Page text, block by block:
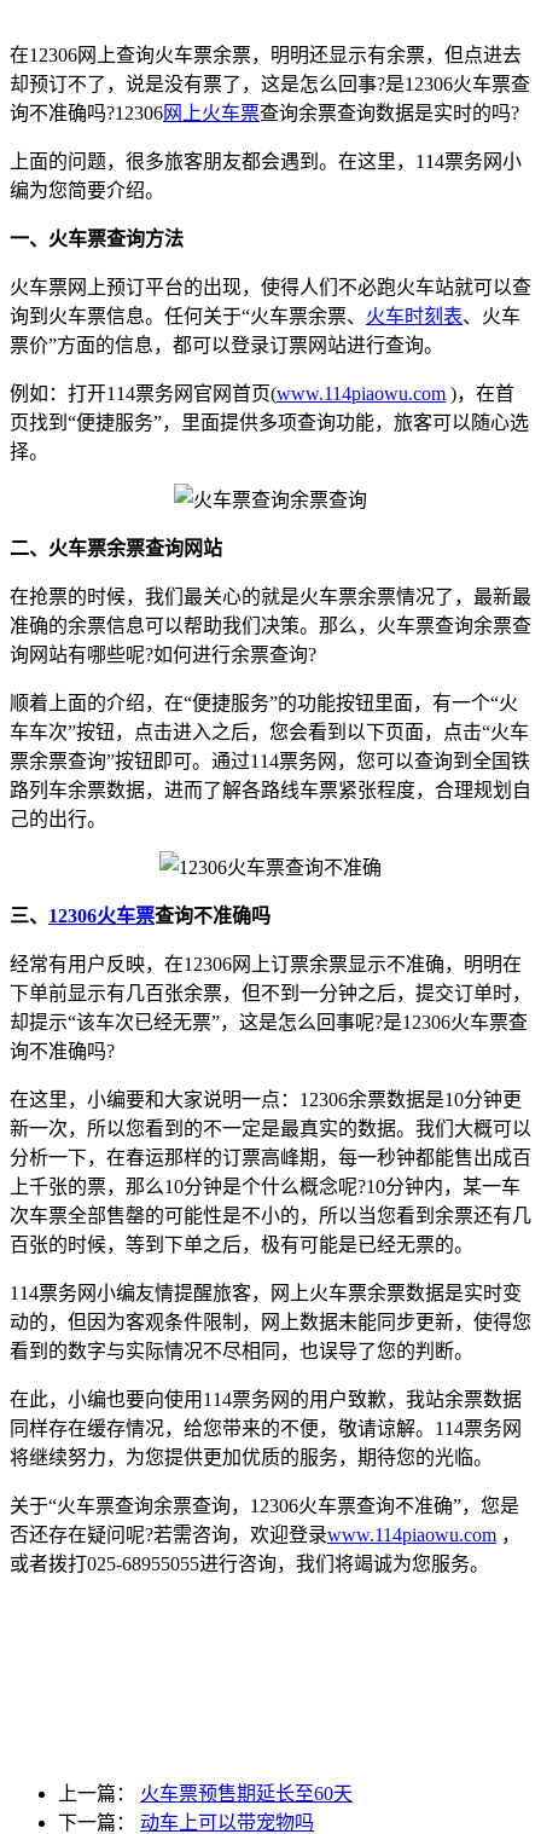
在12306网上查询火车票余票，明明还显示有余票，但点进去
却预订不了，说是没有票了，这是怎么回事?是12306火车票查
询不准确吗?12306网上火车票查询余票查询数据是实时的吗?
上面的问题，很多旅客朋友都会遇到。在这里，114票务网小
编为您简要介绍。
一、火车票查询方法
火车票网上预订平台的出现，使得人们不必跑火车站就可以查
询到火车票信息。任何关于“火车票余票、 火车时刻表、火车
票价”方面的信息，都可以登录订票网站进行查询。
例如：打开114票务网官网首页(www.114piaowu.com )，在首
页找到“便捷服务”，里面提供多项查询功能，旅客可以随心选
择。
二、火车票余票查询网站
在抢票的时候，我们最关心的就是火车票余票情况了，最新最
准确的余票信息可以帮助我们决策。那么，火车票查询余票查
询网站有哪些呢?如何进行余票查询?
顺着上面的介绍，在“便捷服务”的功能按钮里面，有一个“火
车车次”按钮，点击进入之后，您会看到以下页面，点击“火车
票余票查询”按钮即可。通过114票务网，您可以查询到全国铁
路列车余票数据，进而了解各路线车票紧张程度，合理规划自
己的出行。
三、 12306火车票查询不准确吗
经常有用户反映，在12306网上订票余票显示不准确，明明在
下单前显示有几百张余票，但不到一分钟之后，提交订单时，
却提示“该车次已经无票”，这是怎么回事呢?是12306火车票查
询不准确吗?
在这里，小编要和大家说明一点：12306余票数据是10分钟更
新一次，所以您看到的不一定是最真实的数据。我们大概可以
分析一下，在春运那样的订票高峰期，每一秒钟都能售出成百
上千张的票，那么10分钟是个什么概念呢?10分钟内，某一车
次车票全部售罄的可能性是不小的，所以当您看到余票还有几
百张的时候，等到下单之后，极有可能是已经无票的。
114票务网小编友情提醒旅客，网上火车票余票数据是实时变
动的，但因为客观条件限制，网上数据未能同步更新，使得您
看到的数字与实际情况不尽相同，也误导了您的判断。
在此，小编也要向使用114票务网的用户致歉，我站余票数据
同样存在缓存情况，给您带来的不便，敬请谅解。114票务网
将继续努力，为您提供更加优质的服务，期待您的光临。
关于“火车票查询余票查询，12306火车票查询不准确”，您是
否还存在疑问呢?若需咨询，欢迎登录www.114piaowu.com ，
或者拨打025-68955055进行咨询，我们将竭诚为您服务。
上一篇： 火车票预售期延长至60天
下一篇： 动车上可以带宠物吗